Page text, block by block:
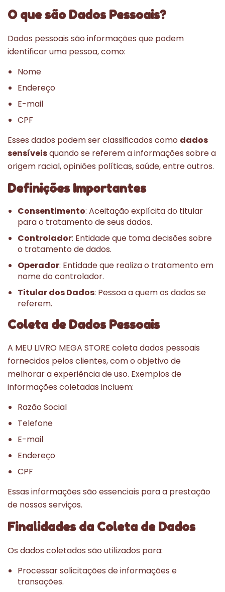
O que são Dados Pessoais?
Dados pessoais são informações que podem
identificar uma pessoa, como:
Nome
Endereço
E-mail
CPF
Esses dados podem ser classificados como dados
sensíveisquando se referem a informações sobre a
origem racial, opiniões políticas, saúde, entre outros.
Definições Importantes
Consentimento: Aceitação explícita do titular
para o tratamento de seus dados.
Controlador: Entidade que toma decisões sobre
o tratamento de dados.
Operador: Entidade que realiza o tratamento em
nome do controlador.
Titular dos Dados: Pessoa a quem os dados se
referem.
Coleta de Dados Pessoais
A MEU LIVRO MEGA STORE coleta dados pessoais
fornecidos pelos clientes, com o objetivo de
melhorar a experiência de uso. Exemplos de
informações coletadas incluem:
Razão Social
Telefone
E-mail
Endereço
CPF
Essas informações são essenciais para a prestação
de nossos serviços.
Finalidades da Coleta de Dados
Os dados coletados são utilizados para:
Processar solicitações de informações e
transações.